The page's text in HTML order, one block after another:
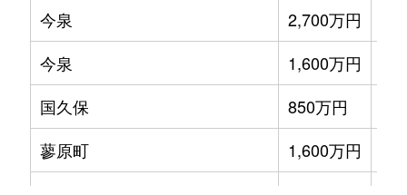
今泉
2,700万円
今泉
1,600万円
国久保
850万円
蓼原町
1,600万円